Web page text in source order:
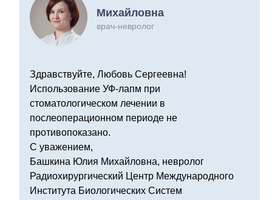
Михайловна
врач-невролог
Здравствуйте, Любовь Сергеевна!
Использование УФ-лапм при
стоматологическом лечении в
послеоперационном периоде не
противопоказано.
С уважением,
Башкина Юлия Михайловна, невролог
Радиохирургический Центр Международного
Института Биологических Систем